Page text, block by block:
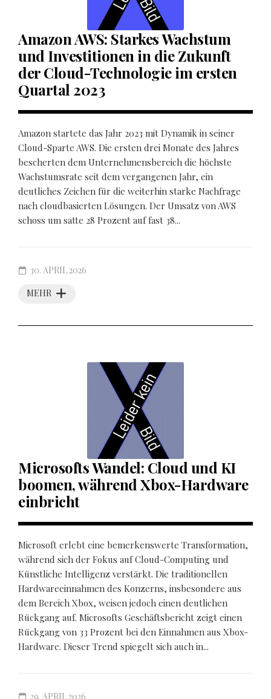
Amazon AWS: Starkes Wachstum
und Investitionen in die Zukunft
der Cloud-Technologie im ersten
Quartal 2023
Amazon startete das Jahr 2023 mit Dynamik in seiner
Cloud-Sparte AWS. Die ersten drei Monate des Jahres
bescherten dem Unternehmensbereich die höchste
Wachstumsrate seit dem vergangenen Jahr, ein
deutliches Zeichen für die weiterhin starke Nachfrage
nach cloudbasierten Lösungen. Der Umsatz von AWS
schoss um satte 28 Prozent auf fast 38...
MEHR
30. APRIL 2026
Microsofts Wandel: Cloud und KI
boomen, während Xbox-Hardware
einbricht
Microsoft erlebt eine bemerkenswerte Transformation,
während sich der Fokus auf Cloud-Computing und
Künstliche Intelligenz verstärkt. Die traditionellen
Hardwareeinnahmen des Konzerns, insbesondere aus
dem Bereich Xbox, weisen jedoch einen deutlichen
Rückgang auf. Microsofts Geschäftsbericht zeigt einen
Rückgang von 33 Prozent bei den Einnahmen aus Xbox-
Hardware. Dieser Trend spiegelt sich auch in...
29. APRIL 2026